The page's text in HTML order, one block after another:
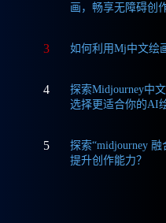
画，畅享无障碍创作
3 如何利用Mj中文绘
4
探索Midjourney中
选择更适合你的AI
5
探索“midjourney
提升创作能力？